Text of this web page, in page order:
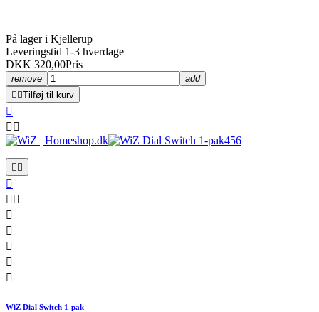
På lager i Kjellerup
Leveringstid 1-3 hverdage
DKK 320,00Pris
remove
add
 Tilføj til kurv

 
 

 





WiZ Dial Switch 1-pak